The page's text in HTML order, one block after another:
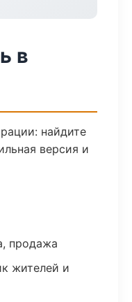
в
найдите
версия и
продажа
жителей и